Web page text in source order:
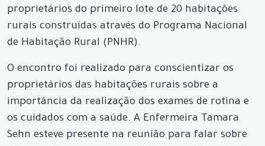
proprietários do primeiro lote de 20 habitações
rurais construídas através do Programa Nacional
de Habitação Rural (PNHR).
O encontro foi realizado para conscientizar os
proprietários das habitações rurais sobre a
importância da realização dos exames de rotina e
os cuidados com a saúde. A Enfermeira Tamara
Sehn esteve presente na reunião para falar sobre